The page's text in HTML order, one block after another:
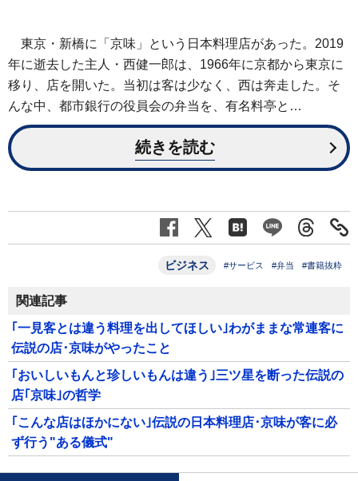
東京・新橋に「京味」という日本料理店があった。2019
年に逝去した主人・西健一郎は、1966年に京都から東京に
移り、店を開いた。当初は客は少なく、西は奔走した。そ
んな中、都市銀行の役員会の弁当を、有名料亭と…
続きを読む
ビジネス #サービス #弁当 #書籍抜粋
関連記事
｢一見客とは違う料理を出してほしい｣わがままな常連客に
伝説の店･京味がやったこと
｢おいしいもんと珍しいもんは違う｣三ツ星を断った伝説の
店｢京味｣の哲学
｢こんな店はほかにない｣伝説の日本料理店･京味が客に必
ず行う"ある儀式"